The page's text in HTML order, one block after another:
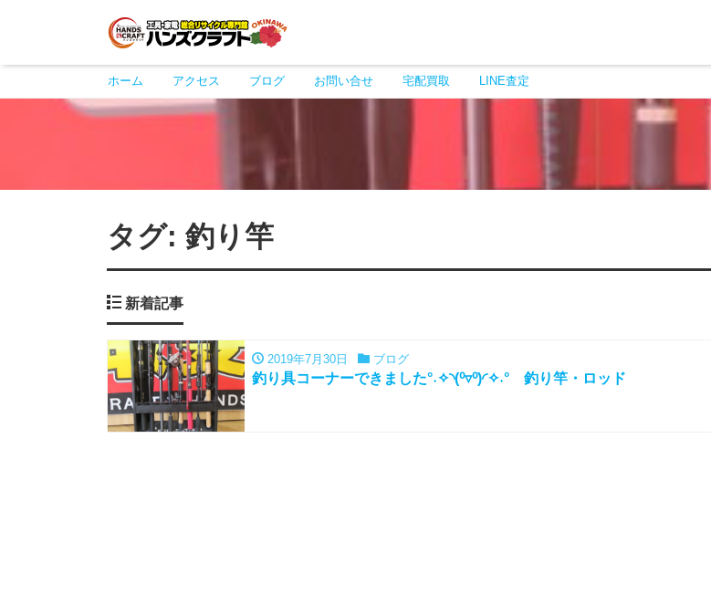
ホーム アクセス ブログ お問い合せ 宅配買取 LINE査定
タグ: 釣り竿
新着記事
2019年7月30日 ブログ
釣り具コーナーできました°˖✧◝(⁰▿⁰)◜✧˖° 釣り竿・ロッド